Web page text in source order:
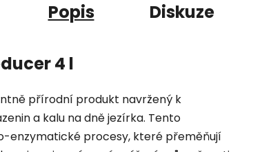
Popis Diskuze
4 l
přírodní produkt navržený k
a kalu na dně jezírka. Tento
enzymatické procesy, které přeměňují